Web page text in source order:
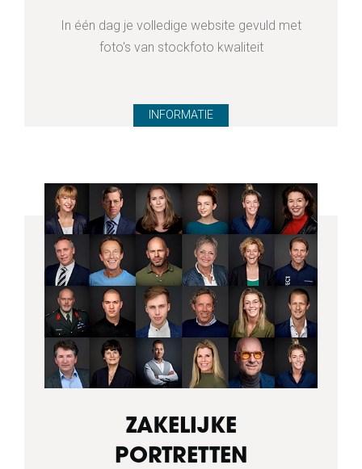
In één dag je volledige website gevuld met
foto's van stockfoto kwaliteit
INFORMATIE
ZAKELIJKE
PORTRETTEN